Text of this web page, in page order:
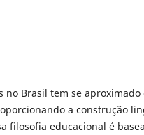
no Brasil tem se aproximado
a construção
filosofia educacional é